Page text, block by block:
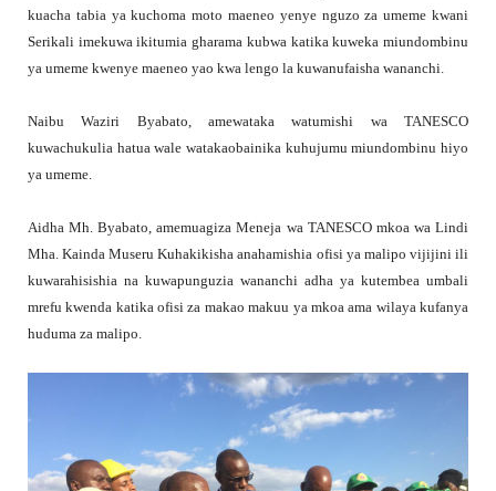
kuacha tabia ya kuchoma moto maeneo yenye nguzo za umeme kwani
Serikali imekuwa ikitumia gharama kubwa katika kuweka miundombinu
ya umeme kwenye maeneo yao kwa lengo la kuwanufaisha wananchi.
Naibu Waziri Byabato, amewataka watumishi wa TANESCO
kuwachukulia hatua wale watakaobainika kuhujumu miundombinu hiyo
ya umeme.
Aidha Mh. Byabato, amemuagiza Meneja wa TANESCO mkoa wa Lindi
Mha. Kainda Museru Kuhakikisha anahamishia ofisi ya malipo vijijini ili
kuwarahisishia na kuwapunguzia wananchi adha ya kutembea umbali
mrefu kwenda katika ofisi za makao makuu ya mkoa ama wilaya kufanya
huduma za malipo.